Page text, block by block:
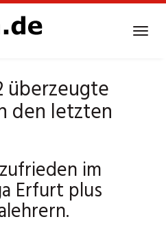
überzeugte
den letzten
im
Erfurt plus